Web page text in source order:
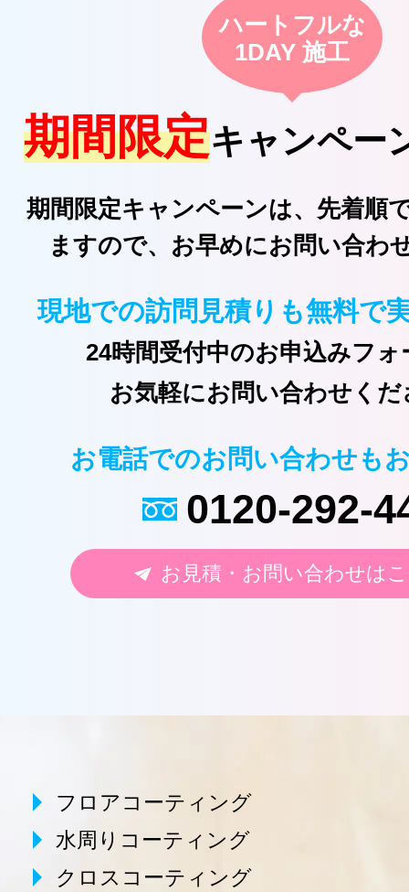
ハートフルな
1DAY 施工
期間限定キャンペー
期間限定キャンペーンは、先着順
ますので、お早めにお問い合わ
現地での訪問見積りも無料で
24時間受付中のお申込みフォ
お気軽にお問い合わせくだ
お電話でのお問い合わせも
0120-292-
お見積・お問い合わせは
フロアコーティング
水周りコーティング
クロスコーティング